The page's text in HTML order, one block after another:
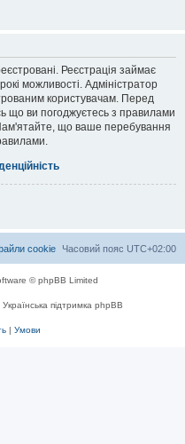
Реєстрація займає
можливості. Адміністратор
користувачам. Перед
що ви погоджуєтесь з правилами
що ваше перебування
Часовий пояс UTC+02:00
cookie
© phpBB Limited
Українська підтримка phpBB
| Умови